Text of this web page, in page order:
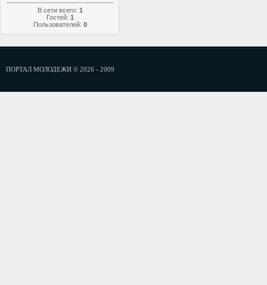
В сети всего: 1
Гостей: 1
Пользователей: 0
ПОРТАЛ МОЛОДЕЖИ © 2026 - 2009